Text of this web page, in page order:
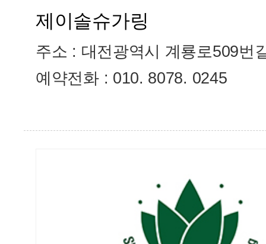
제이솔슈가링
주소 : 대전광역시 계룡로509번
예약전화 : 010. 8078. 0245